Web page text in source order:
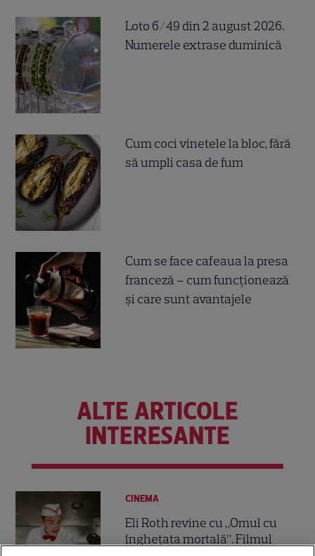
Loto 6/49 din 2 august 2026.
Numerele extrase duminică
Cum coci vinetele la bloc, fără
să umpli casa de fum
Cum se face cafeaua la presa
franceză – cum funcționează
și care sunt avantajele
ALTE ARTICOLE
INTERESANTE
CINEMA
Eli Roth revine cu „Omul cu
înghețata mortală”. Filmul